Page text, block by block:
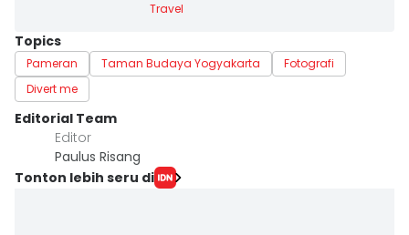
Travel
Topics
Pameran Taman Budaya Yogyakarta
Fotografi
Divert me
Editorial Team
Editor
Paulus Risang
Tonton lebih seru di